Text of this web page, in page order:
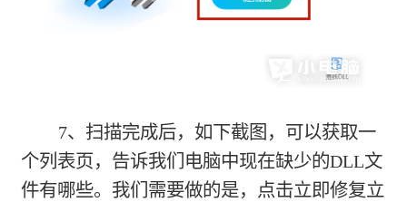
7、扫描完成后，如下截图，可以获取一
个列表页，告诉我们电脑中现在缺少的DLL文
件有哪些。我们需要做的是，点击立即修复立